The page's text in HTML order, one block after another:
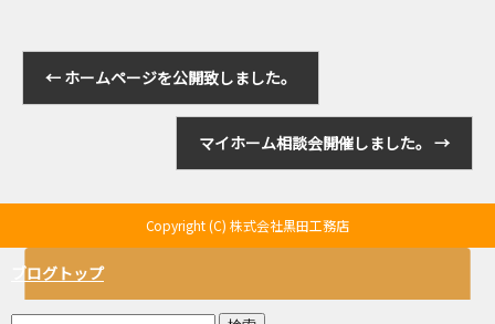
← ホームページを公開致しました。
マイホーム相談会開催しました。 →
Copyright (C) 株式会社黒田工務店
ブログトップ